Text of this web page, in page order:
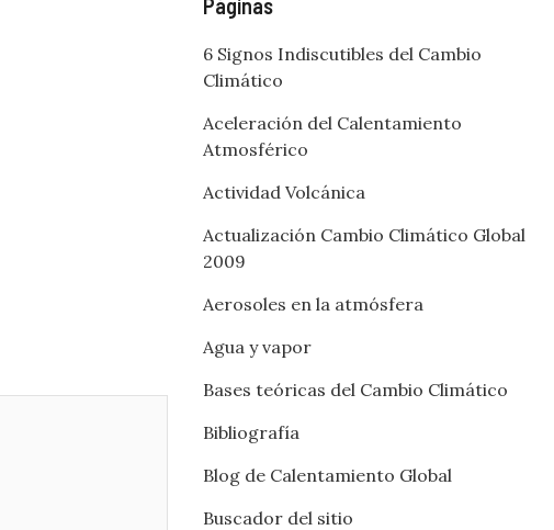
Páginas
6 Signos Indiscutibles del Cambio
Climático
Aceleración del Calentamiento
Atmosférico
Actividad Volcánica
Actualización Cambio Climático Global
2009
Aerosoles en la atmósfera
Agua y vapor
Bases teóricas del Cambio Climático
Bibliografía
Blog de Calentamiento Global
Buscador del sitio